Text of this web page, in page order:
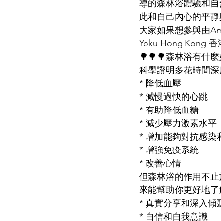
導的森林浴體驗和
此和自己內心的平
大家如果想參與由
Yoku Hong Kong 香
🌳🌳🌳森林浴有什
科學證明多花時間
* 降低血壓
* 減慢過快的心跳
* 有助降低血糖
* 減少壓力激素水平
* 增加能夠對抗感染
* 增強免疫系統
* 改善心情
但森林浴的作用不
來能幫助你更好地
* 真實分享和深入傾
* 自信和自我意識